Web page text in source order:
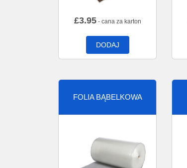
£3.95- cana za karton
DODAJ
FOLIA BĄBELKOWA